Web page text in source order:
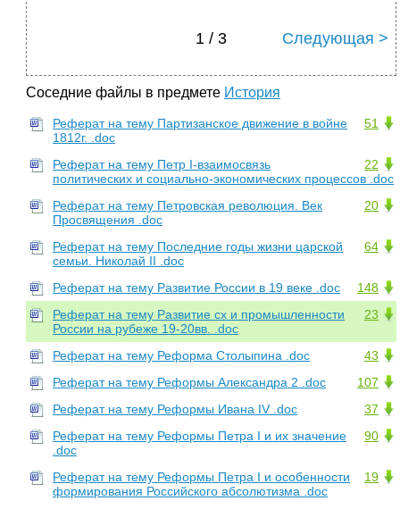
1 / 3 Следующая >
Соседние файлы в предмете История
51
Реферат на тему Партизанское движение в войне
1812г. .doc
22
Реферат на тему Петр I-взаимосвязь
политических и социально-экономических процессов .doc
20
Реферат на тему Петровская революция. Век
Просвящения .doc
64
Реферат на тему Последние годы жизни царской
семьи. Николай II .doc
148
Реферат на тему Развитие России в 19 веке .doc
23
Реферат на тему Развитие сх и промышленности
России на рубеже 19-20вв. .doc
43
Реферат на тему Реформа Столыпина .doc
107
Реферат на тему Реформы Александра 2 .doc
37
Реферат на тему Реформы Ивана IV .doc
90
Реферат на тему Реформы Петра I и их значение
.doc
19
Реферат на тему Реформы Петра I и особенности
формирования Российского абсолютизма .doc